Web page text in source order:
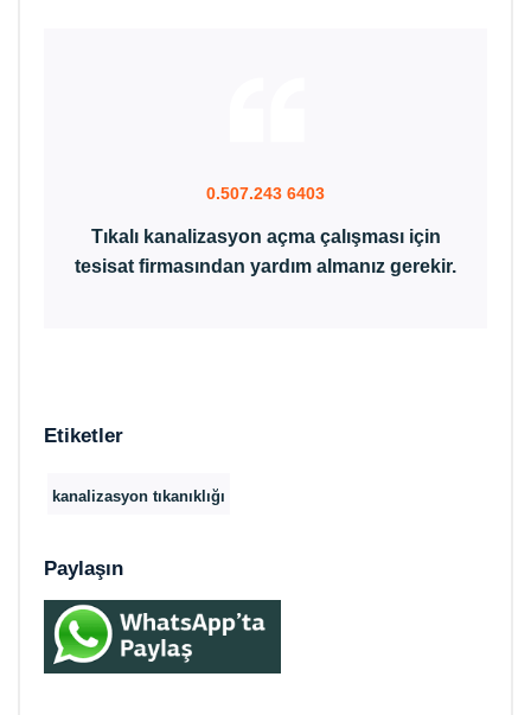
0.507.243 6403
Tıkalı kanalizasyon açma çalışması için
tesisat firmasından yardım almanız gerekir.
Etiketler
kanalizasyon tıkanıklığı
Paylaşın